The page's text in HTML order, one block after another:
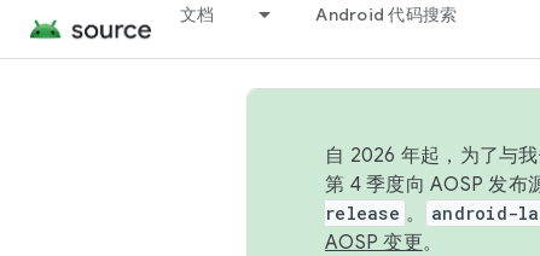
文档 Android 代码搜索
自 2026 年起，为了与
第 4 季度向 AOSP 发布
release 。 android-
AOSP 变更。